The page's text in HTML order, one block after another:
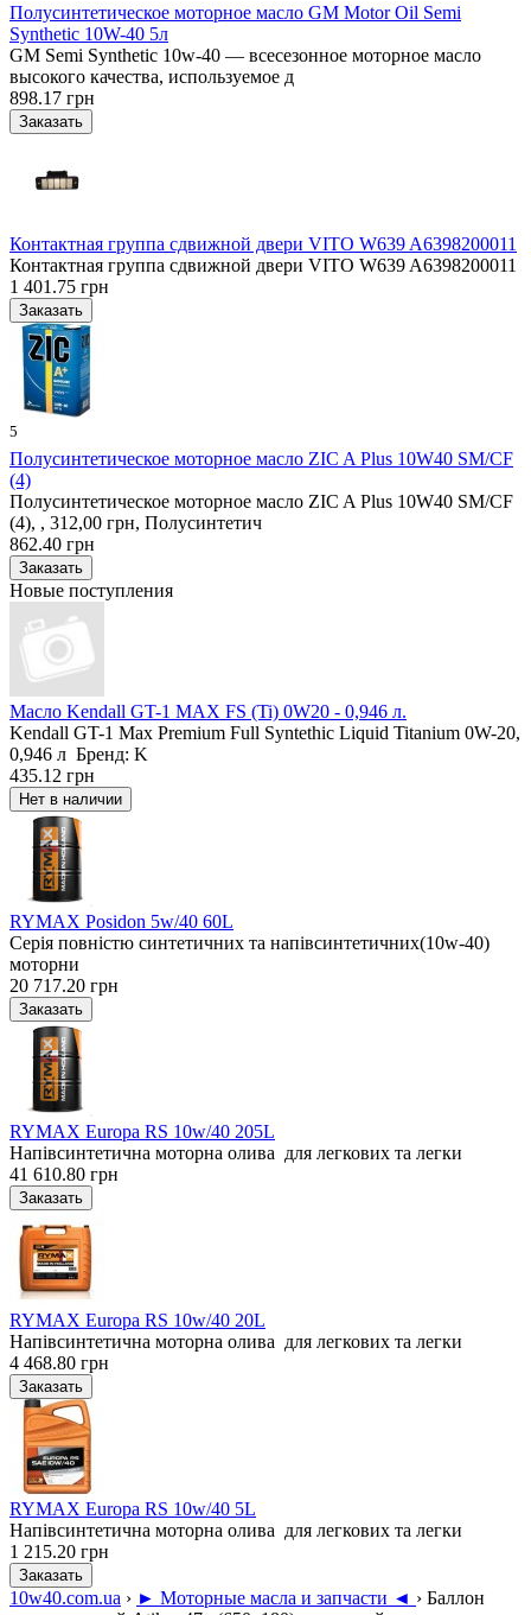
Полусинтетическое моторное масло GM Motor Oil Semi
Synthetic 10W-40 5л
GM Semi Synthetic 10w-40 — всесезонное моторное масло
высокого качества, используемое д
898.17 грн
Контактная группа сдвижной двери VITO W639 A6398200011
Контактная группа сдвижной двери VITO W639 A6398200011
1 401.75 грн
5
Полусинтетическое моторное масло ZIC A Plus 10W40 SM/CF
(4)
Полусинтетическое моторное масло ZIC A Plus 10W40 SM/CF
(4), , 312,00 грн, Полусинтетич
862.40 грн
Новые поступления
Масло Kendall GT-1 MAX FS (Ti) 0W20 - 0,946 л.
Kendall GT-1 Max Premium Full Syntethic Liquid Titanium 0W-20,
0,946 л Бренд: K
435.12 грн
RYMAX Posidon 5w/40 60L
Серія повністю синтетичних та напівсинтетичних(10w-40)
моторни
20 717.20 грн
RYMAX Europa RS 10w/40 205L
Напівсинтетична моторна олива для легкових та легки
41 610.80 грн
RYMAX Europa RS 10w/40 20L
Напівсинтетична моторна олива для легкових та легки
4 468.80 грн
RYMAX Europa RS 10w/40 5L
Напівсинтетична моторна олива для легкових та легки
1 215.20 грн
10w40.com.ua › ► Моторные масла и запчасти ◄ › Баллон